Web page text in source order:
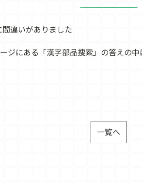
違いがありました
ジにある「漢字部品捜索」の答えの
一覧へ